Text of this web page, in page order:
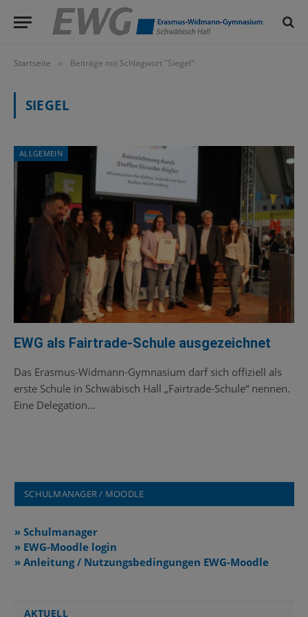
Startseite » Beiträge mit Schlagwort "Siegel"
SIEGEL
ALLGEMEIN
EWG als Fairtrade-Schule ausgezeichnet
Das Erasmus-Widmann-Gymnasium darf sich offiziell als
erste Schule in Schwäbisch Hall „Fairtrade-Schule“ nennen.
Eine Delegation…
SCHULMANAGER / MOODLE
» Schulmanager
» EWG-Moodle login
» Anleitung / Nutzungsbedingungen EWG-Moodle
AKTUELL